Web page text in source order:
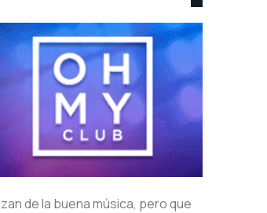
de la buena música, pero que